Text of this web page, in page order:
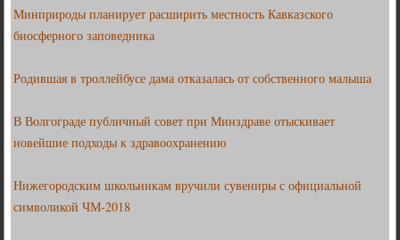
Минприроды планирует расширить местность Кавказского
биосферного заповедника
Родившая в троллейбусе дама отказалась от собственного малыша
В Волгограде публичный совет при Минздраве отыскивает
новейшие подходы к здравоохранению
Нижегородским школьникам вручили сувениры с официальной
символикой ЧМ-2018